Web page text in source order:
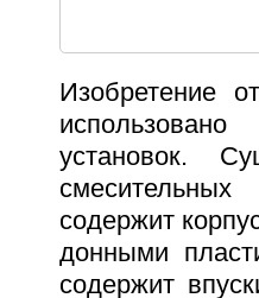
Изобретение
установок.
содержит
донными
содержит